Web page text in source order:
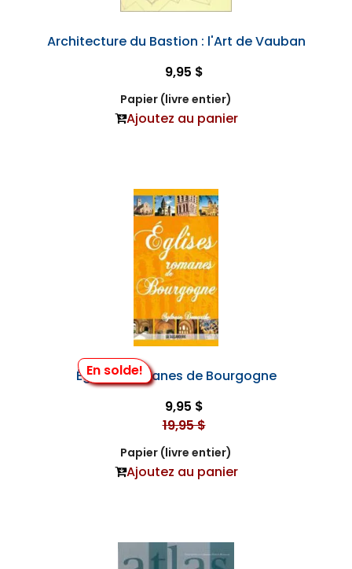
Architecture du Bastion : l'Art de Vauban
9,95 $
Papier (livre entier)
Ajoutez au panier
En solde!
Églises Romanes de Bourgogne
9,95 $
19,95 $
Papier (livre entier)
Ajoutez au panier